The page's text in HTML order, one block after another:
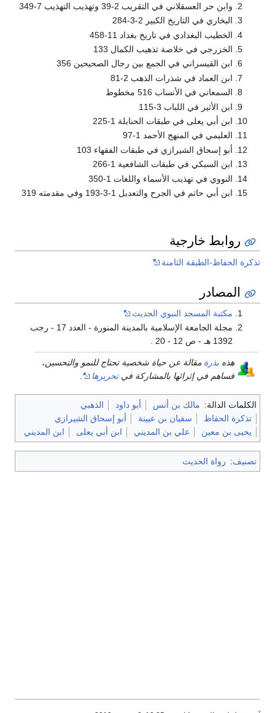
وابن حر العسقلاني في التقريب 2-39 وتهذيب التهذيب 7-349
البخاري في التاريخ الكبير 2-3-284
الخطيب البغدادي في تاريخ بغداد 11-458
الخزرجي في خلاصة تذهيب الكمال 133
ابن القيسراني في الجمع بين رجال الصحيحين 356
ابن العماد في شذرات الذهب 2-81
السمعاني في الأنساب 516 مخطوط
ابن الأثير في اللباب 3-115
ابن أبي يعلى في طبقات الحنابلة 1-225
العليمي في المنهج الأحمد 1-97
أبو إسحاق الشيرازي في طبقات الفقهاء 103
ابن السبكي في طبقات الشافعية 1-266
النووي في تهذيب الأسماء واللغات 1-350
ابن أبي حاتم في الجرح والتعديل 1-3-193 وفي مقدمته 319
روابط خارجية
تذكرة الحفاظ-الطبقة الثامنة
المصادر
مكتبة المسجد النبوي الحديث
مجلة الجامعة الإسلامية بالمدينة المنورة - العدد 17 - رجب
1392 هـ - ص 12 - 20 .
هذه بذرة مقالة عن حياة شخصية تحتاج للنمو والتحسين،
فساهم في إثرائها بالمشاركة فيتحريرها .
الكلمات الدالة: مالك بن أنس أبو داود
الذهبي
تذكرة الحفاظ
سفيان بن عيينة
أبو إسحاق الشيرازي
يحيى بن معين
علي بن المديني ابن أبي يعلى ابن المديني
تصنيف: رواة الحديث